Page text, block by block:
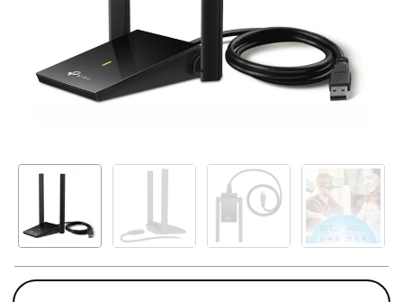
GAMING pasaule >
Portatīvie datori un piederumi
Portatīvie datori
Lādētāji un adapteri
Portatīvie dzesētāji
Audio